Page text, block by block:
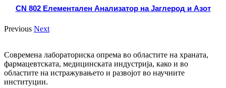
CN 802 Елементален Анализатор на Јаглерод и Азот
Previous Next
Современа лабораториска опрема во областите на храната,
фармацевтската, медицинската индустрија, како и во
областите на истражувањето и развојот во научните
институции.